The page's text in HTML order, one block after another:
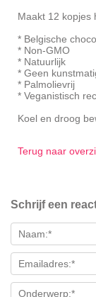
Maakt 12 kopjes
* Belgische
* Non-GMO
* Natuurlijk
* Geen
* Palmolievrij
* Veganistisch
Koel en droog
Terug naar
Schrijf een